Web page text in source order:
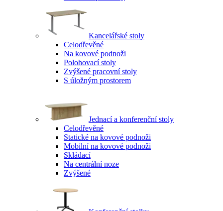
Kancelářské stoly
Celodřevěné
Na kovové podnoži
Polohovací stoly
Zvýšené pracovní stoly
S úložným prostorem
Jednací a konferenční stoly
Celodřevěné
Statické na kovové podnoži
Mobilní na kovové podnoži
Skládací
Na centrální noze
Zvýšené